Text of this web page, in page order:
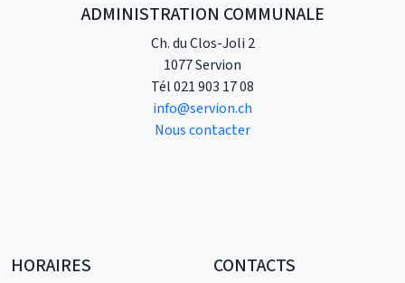
ADMINISTRATION COMMUNALE
Ch. du Clos-Joli 2
1077 Servion
Tél021 903 17 08
info@servion.ch
Nous contacter
HORAIRES CONTACTS